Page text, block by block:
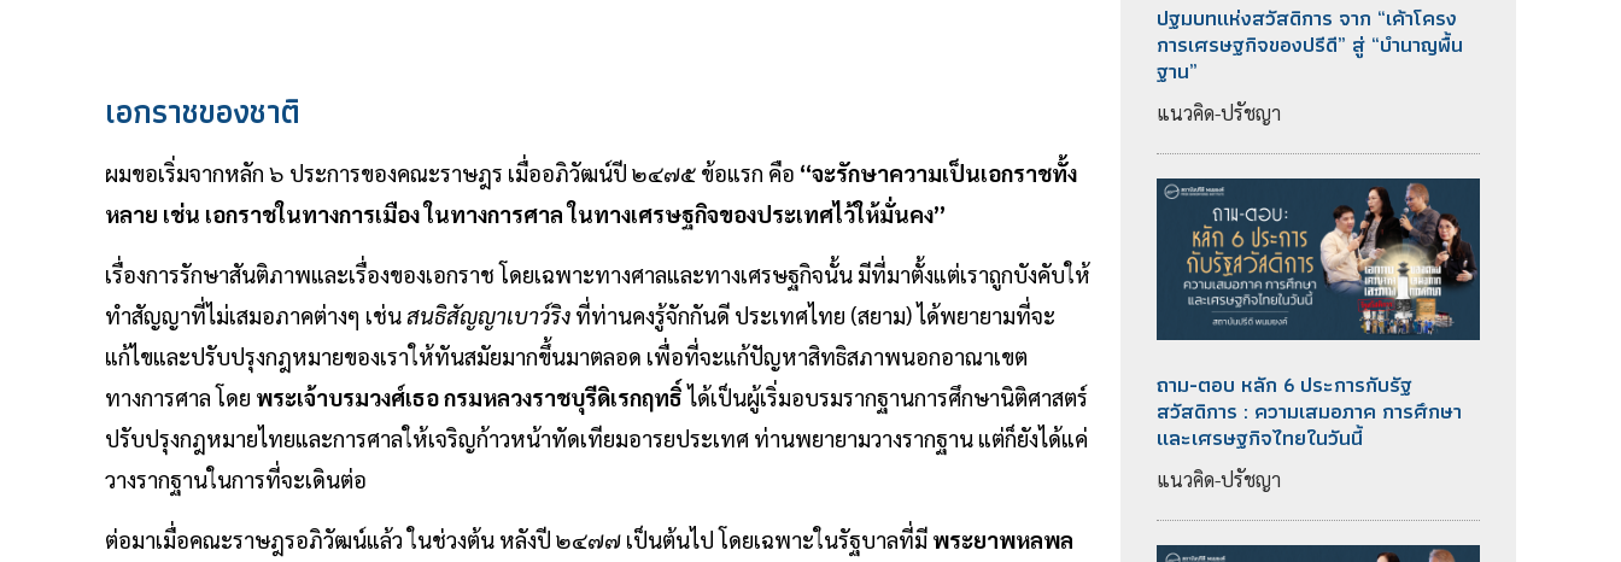
เอกราชของชาติ
ผมขอเริ่มจากหลัก ๖ ประการของคณะราษฎร เมื่ออภิวัฒน์ปี ๒๔๗๕ ข้อแรก คือ “จะรักษาความเป็นเอกราชทั้ง
หลาย เช่น เอกราชในทางการเมือง ในทางการศาล ในทางเศรษฐกิจของประเทศไว้ให้มั่นคง”
เรื่องการรักษาสันติภาพและเรื่องของเอกราช โดยเฉพาะทางศาลและทางเศรษฐกิจนั้น มีที่มาตั้งแต่เราถูกบังคับให้
ทำสัญญาที่ไม่เสมอภาคต่างๆ เช่นสนธิสัญญาเบาว์ริง ที่ท่านคงรู้จักกันดี ประเทศไทย (สยาม) ได้พยายามที่จะ
แก้ไขและปรับปรุงกฎหมายของเราให้ทันสมัยมากขึ้นมาตลอด เพื่อที่จะแก้ปัญหาสิทธิสภาพนอกอาณาเขต
ทางการศาล โดย พระเจ้าบรมวงศ์เธอ กรมหลวงราชบุรีดิเรกฤทธิ์ได้เป็นผู้เริ่มอบรมรากฐานการศึกษานิติศาสตร์
ปรับปรุงกฎหมายไทยและการศาลให้เจริญก้าวหน้าทัดเทียมอารยประเทศ ท่านพยายามวางรากฐาน แต่ก็ยังได้แค่
วางรากฐานในการที่จะเดินต่อ
ต่อมาเมื่อคณะราษฎรอภิวัฒน์แล้ว ในช่วงต้น หลังปี ๒๔๗๗ เป็นต้นไป โดยเฉพาะในรัฐบาลที่มี พระยาพหลพล
ปฐมบทแห่งสวัสดิการ จาก “เค้าโครง
การเศรษฐกิจของปรีดี” สู่ “บำนาญพื้น
ฐาน”
แนวคิด-ปรัชญา
ถาม-ตอบ หลัก 6 ประการกับรัฐ
สวัสดิการ : ความเสมอภาค การศึกษา
และเศรษฐกิจไทยในวันนี้
แนวคิด-ปรัชญา